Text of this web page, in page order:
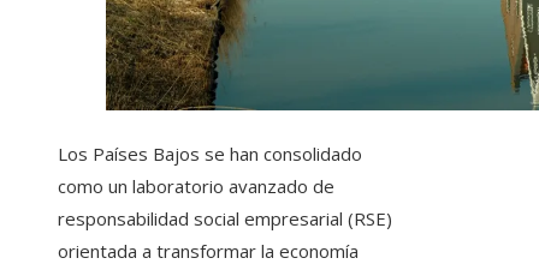
Los Países Bajos se han consolidado
como un laboratorio avanzado de
responsabilidad social empresarial (RSE)
orientada a transformar la economía